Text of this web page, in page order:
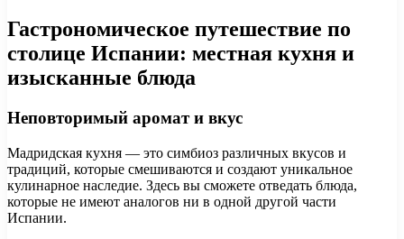
Гастрономическое путешествие по
столице Испании: местная кухня и
изысканные блюда
Неповторимый аромат и вкус
Мадридская кухня — это симбиоз различных вкусов и
традиций, которые смешиваются и создают уникальное
кулинарное наследие. Здесь вы сможете отведать блюда,
которые не имеют аналогов ни в одной другой части
Испании.